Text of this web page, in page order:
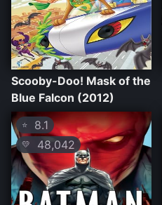
Scooby-Doo! Mask of the
Blue Falcon (2012)
⭐ 8.1
💛 48,042